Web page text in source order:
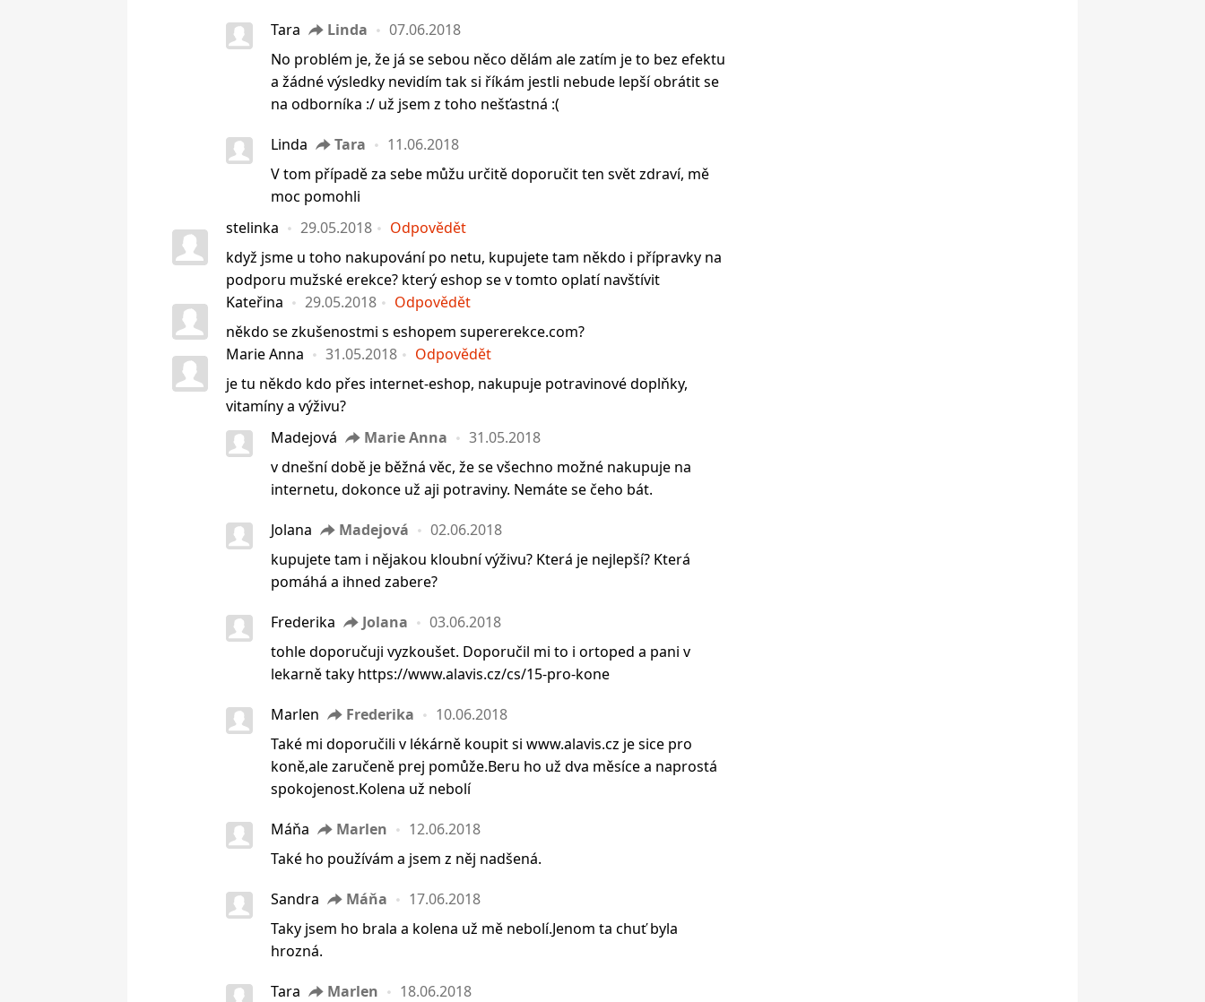
Tara Linda
07.06.2018
No problém je, že já se sebou něco dělám ale zatím je to bez efektu
a žádné výsledky nevidím tak si říkám jestli nebude lepší obrátit se
na odborníka :/ už jsem z toho nešťastná :(
Linda Tara
11.06.2018
V tom případě za sebe můžu určitě doporučit ten svět zdraví, mě
moc pomohli
stelinka
29.05.2018
Odpovědět
když jsme u toho nakupování po netu, kupujete tam někdo i přípravky na
podporu mužské erekce? který eshop se v tomto oplatí navštívit
Kateřina
29.05.2018
Odpovědět
někdo se zkušenostmi s eshopem supererekce.com?
Marie Anna
31.05.2018
Odpovědět
je tu někdo kdo přes internet-eshop, nakupuje potravinové doplňky,
vitamíny a výživu?
Madejová
Marie Anna
31.05.2018
v dnešní době je běžná věc, že se všechno možné nakupuje na
internetu, dokonce už aji potraviny. Nemáte se čeho bát.
Jolana Madejová
02.06.2018
kupujete tam i nějakou kloubní výživu? Která je nejlepší? Která
pomáhá a ihned zabere?
Frederika Jolana
03.06.2018
tohle doporučuji vyzkoušet. Doporučil mi to i ortoped a pani v
lekarně taky https://www.alavis.cz/cs/15-pro-kone
Marlen Frederika
10.06.2018
Také mi doporučili v lékárně koupit si www.alavis.cz je sice pro
koně,ale zaručeně prej pomůže.Beru ho už dva měsíce a naprostá
spokojenost.Kolena už nebolí
Máňa Marlen
12.06.2018
Také ho používám a jsem z něj nadšená.
Sandra Máňa
17.06.2018
Taky jsem ho brala a kolena už mě nebolí.Jenom ta chuť byla
hrozná.
Tara Marlen
18.06.2018